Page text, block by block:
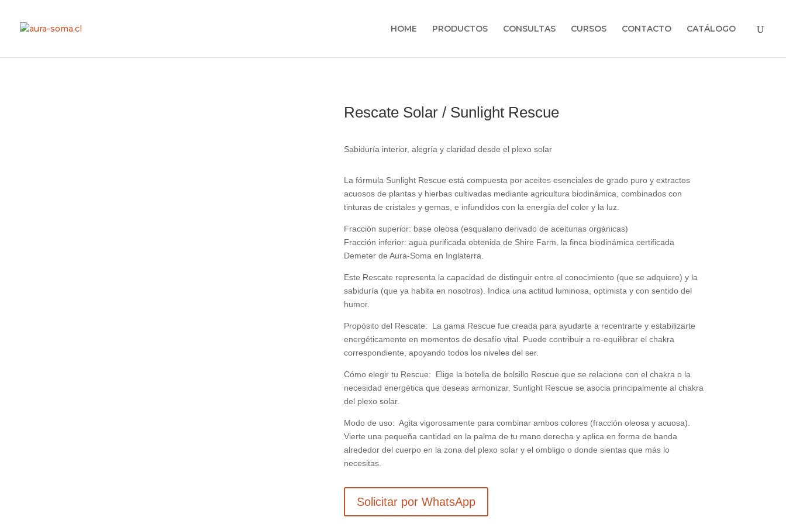
HOME PRODUCTOS CONSULTAS CURSOS CONTACTO CATÁLOGO
Rescate Solar / Sunlight Rescue
Sabiduría interior, alegría y claridad desde el plexo solar
La fórmula Sunlight Rescue está compuesta por aceites esenciales de grado puro y extractos
acuosos de plantas y hierbas cultivadas mediante agricultura biodinámica, combinados con
tinturas de cristales y gemas, e infundidos con la energía del color y la luz.
Fracción superior: base oleosa (esqualano derivado de aceitunas orgánicas)
Fracción inferior: agua purificada obtenida de Shire Farm, la finca biodinámica certificada
Demeter de Aura-Soma en Inglaterra.
Este Rescate representa la capacidad de distinguir entre el conocimiento (que se adquiere) y la
sabiduría (que ya habita en nosotros). Indica una actitud luminosa, optimista y con sentido del
humor.
Propósito del Rescate: La gama Rescue fue creada para ayudarte a recentrarte y estabilizarte
energéticamente en momentos de desafío vital. Puede contribuir a re-equilibrar el chakra
correspondiente, apoyando todos los niveles del ser.
Cómo elegir tu Rescue: Elige la botella de bolsillo Rescue que se relacione con el chakra o la
necesidad energética que deseas armonizar. Sunlight Rescue se asocia principalmente al chakra
del plexo solar.
Modo de uso: Agita vigorosamente para combinar ambos colores (fracción oleosa y acuosa).
Vierte una pequeña cantidad en la palma de tu mano derecha y aplica en forma de banda
alrededor del cuerpo en la zona del plexo solar y el ombligo o donde sientas que más lo
necesitas.
Solicitar por WhatsApp